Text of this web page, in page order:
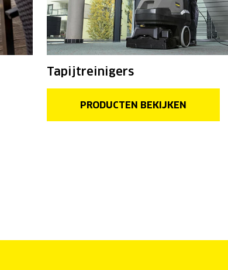
Tapijtreinigers
PRODUCTEN BEKIJKEN